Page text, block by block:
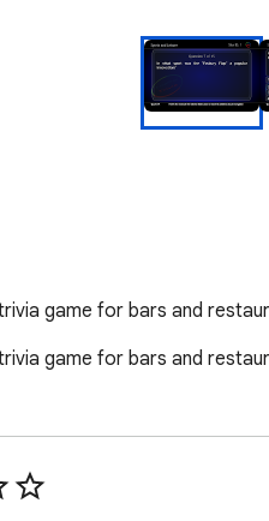
game for bars and
game for bars and